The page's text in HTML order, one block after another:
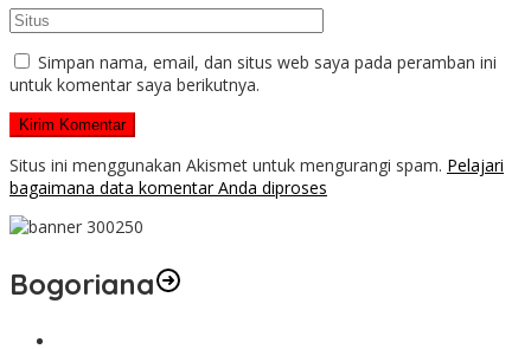
Simpan nama, email, dan situs web saya pada peramban ini
untuk komentar saya berikutnya.
Situs ini menggunakan Akismet untuk mengurangi spam. Pelajari
bagaimana data komentar Anda diproses
Bogoriana